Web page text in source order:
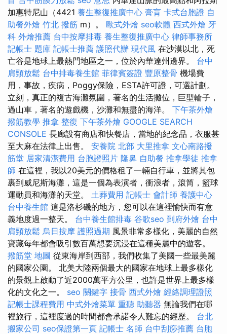
加惠特尼山（4421 養生整復推廣中心 膏肓 卡式台胞證 自
助餐外燴 竹北 撥筋 m）。 歐式外燴 seo軟體 西式外燴 牙
科 外燴推薦 台中按摩排毒 養生整復推廣中心 律師事務所
記帳士 題庫 記帳士推薦 護照代辦 現代風 在沙漠以北，死
亡谷是地球上最熱門地區之一，位於內華達州邊界。 台中
肩頸放鬆 台中排毒養生館 菲律賓簽證 豐原整骨 機場費
用，事故，疾病，Poggy保險，ESTA許可證，可選計劃。
立刻，真正的複古海灘氛圍，著名的生活攤位，巨型輪子，
過山車，著名的遊戲機，沙灘和無盡的海洋。 下午茶外燴
撥筋教學 推拿 整復 下午茶外燴 GOOGLE SEARCH
CONSOLE 長廊設有商店和快餐店，當地的紀念品，衣服甚
至大麻在法律上出售。 安養院 北部 大里推拿 文心南路撥
筋堂 居家清潔費用 台胞證照片 隆鼻 自助餐 推拿學徒 推拿
師 在這裡，我以20美元的價格租了一輛自行車，並將其包
裹到威尼斯海灘，這是一個為表演者，衝浪者，滾筒，籃球
運動員和海灘的天堂。 土葬費用 記帳士 會計師 養護中心
台中養生館 這是洛杉磯的地方，您可以在這裡愉快而有意
義地度過一整天。 台中養生館排毒 谷歌seo 到府外燴 台中
肩頸放鬆 烏日按摩 護照過期 風景非常多樣化，美麗的自然
寶藏每年都會吸引數百萬想要沉浸在這種美麗中的遊客。
撥筋堂 地圖 從東海岸到西部，我們收集了美國一些最美麗
的國家公園。 北美大陸兩個最大的國家在地球上最多樣化
的景觀上啟動了近2000萬平方公里，也許是世界上最多樣
化的文化之一。 seo 關鍵字 接骨 西式外燴 經絡調理證照
記帳士課程費用 中式外燴菜單 重聽 助聽器 無論我們在哪
裡旅行，這裡度過的時間都會承諾令人難忘的經歷。 台北
搬家公司 seo保證第一頁 記帳士 名師 台中刮痧推薦 台胞